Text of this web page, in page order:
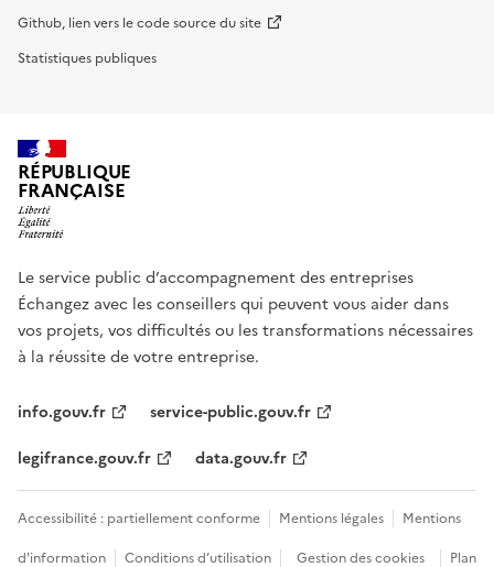
Github, lien vers le code source du site
Statistiques publiques
RÉPUBLIQUE
FRANÇAISE
Le service public d’accompagnement des entreprises
Échangez avec les conseillers qui peuvent vous aider dans
vos projets, vos difficultés ou les transformations nécessaires
à la réussite de votre entreprise.
info.gouv.fr
service-public.gouv.fr
legifrance.gouv.fr
data.gouv.fr
Accessibilité : partiellement conforme Mentions légales
Mentions
d'information
Conditions d’utilisation Gestion des cookies Plan